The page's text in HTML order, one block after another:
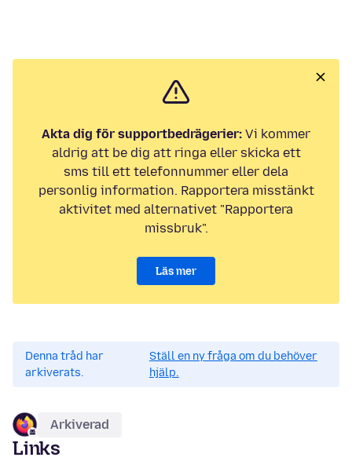
Akta dig för supportbedrägerier: Vi kommer
aldrig att be dig att ringa eller skicka ett
sms till ett telefonnummer eller dela
personlig information. Rapportera misstänkt
aktivitet med alternativet "Rapportera
missbruk".
Läs mer
Denna tråd har
arkiverats.
Ställ en ny fråga om du behöver
hjälp.
Arkiverad
Links